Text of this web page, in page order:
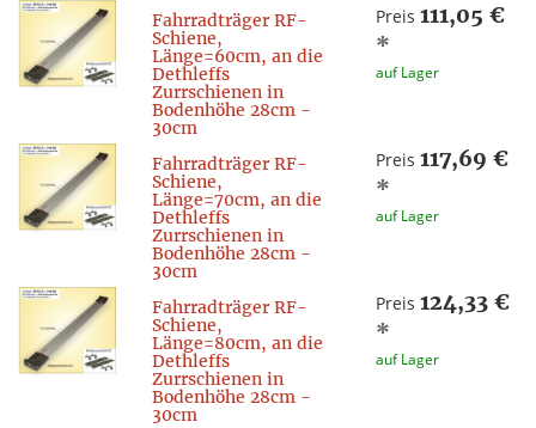
Fahrradträger RF-
Schiene,
Länge=60cm, an die
Dethleffs
Zurrschienen in
Bodenhöhe 28cm -
30cm
Preis 111,05 €
*
auf Lager
Fahrradträger RF-
Schiene,
Länge=70cm, an die
Dethleffs
Zurrschienen in
Bodenhöhe 28cm -
30cm
Preis 117,69 €
*
auf Lager
Fahrradträger RF-
Schiene,
Länge=80cm, an die
Dethleffs
Zurrschienen in
Bodenhöhe 28cm -
30cm
Preis 124,33 €
*
auf Lager